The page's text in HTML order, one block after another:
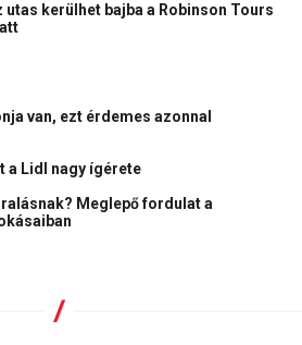
utas kerülhet bajba a Robinson Tours
van, ezt érdemes azonnal
a Lidl nagy ígérete
Meglepő fordulat a